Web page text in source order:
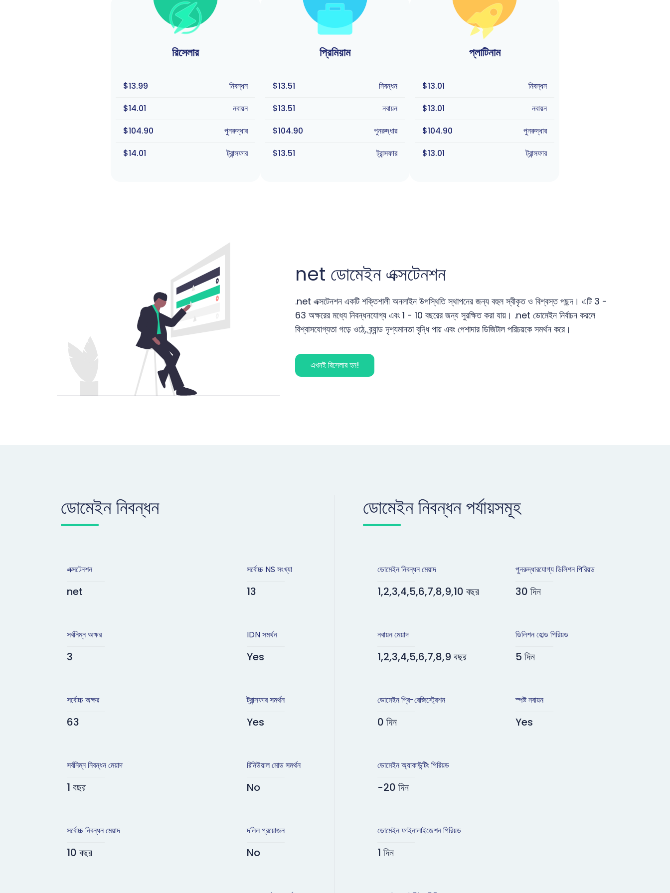
রিসেলার
$13.99
নিবন্ধন
$14.01
নবায়ন
$104.90
পুনরুদ্ধার
$14.01
ট্রান্সফার
প্রিমিয়াম
$13.51
নিবন্ধন
$13.51
নবায়ন
$104.90
পুনরুদ্ধার
$13.51
ট্রান্সফার
প্লাটিনাম
$13.01
নিবন্ধন
$13.01
নবায়ন
$104.90
পুনরুদ্ধার
$13.01
ট্রান্সফার
net ডোমেইন এক্সটেনশন
.net এক্সটেনশন একটি শক্তিশালী অনলাইন উপস্থিতি স্থাপনের জন্য বহুল স্বীকৃত ও বিশ্বস্ত পছন্দ। এটি 3 -
63 অক্ষরের মধ্যে নিবন্ধনযোগ্য এবং 1 - 10 বছরের জন্য সুরক্ষিত করা যায়। .net ডোমেইন নির্বাচন করলে
বিশ্বাসযোগ্যতা গড়ে ওঠে, ব্র্যান্ড দৃশ্যমানতা বৃদ্ধি পায় এবং পেশাদার ডিজিটাল পরিচয়কে সমর্থন করে।
এখনই রিসেলার হন!
ডোমেইন নিবন্ধন
এক্সটেনশন
net
সর্বনিম্ন অক্ষর
3
সর্বোচ্চ অক্ষর
63
সর্বনিম্ন নিবন্ধন মেয়াদ
1 বছর
সর্বোচ্চ নিবন্ধন মেয়াদ
10 বছর
সর্বোচ্চ NS সংখ্যা
13
IDN সমর্থন
Yes
ট্রান্সফার সমর্থন
Yes
রিনিউয়াল মোড সমর্থন
No
দলিল প্রয়োজন
No
ডোমেইন নিবন্ধন পর্যায়সমূহ
ডোমেইন নিবন্ধন মেয়াদ
1,2,3,4,5,6,7,8,9,10 বছর
নবায়ন মেয়াদ
1,2,3,4,5,6,7,8,9 বছর
ডোমেইন প্রি-রেজিস্ট্রেশন
0 দিন
ডোমেইন অ্যাকাউন্টিং পিরিয়ড
-20 দিন
ডোমেইন ফাইনালাইজেশন পিরিয়ড
1 দিন
পুনরুদ্ধারযোগ্য ডিলিশন পিরিয়ড
30 দিন
ডিলিশন হোল্ড পিরিয়ড
5 দিন
স্পষ্ট নবায়ন
Yes